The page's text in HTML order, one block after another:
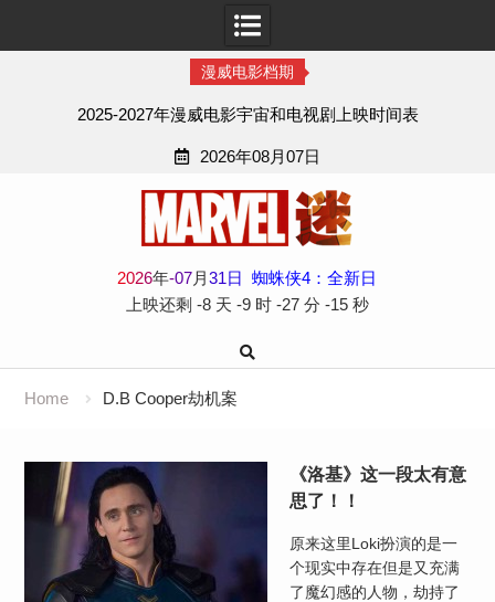
漫威电影档期
2025-2027年漫威电影宇宙和电视剧上映时间表
2026年08月07日
2026年-07月31日
蜘蛛侠4：全新日
上映还剩 -8 天 -9 时 -27 分 -15 秒
Home D.B Cooper劫机案
《洛基》这一段太有意
思了！！
原来这里Loki扮演的是一
个现实中存在但是又充满
了魔幻感的人物，劫持了